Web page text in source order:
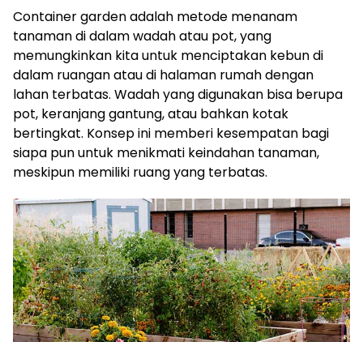
Container garden adalah metode menanam
tanaman di dalam wadah atau pot, yang
memungkinkan kita untuk menciptakan kebun di
dalam ruangan atau di halaman rumah dengan
lahan terbatas. Wadah yang digunakan bisa berupa
pot, keranjang gantung, atau bahkan kotak
bertingkat. Konsep ini memberi kesempatan bagi
siapa pun untuk menikmati keindahan tanaman,
meskipun memiliki ruang yang terbatas.